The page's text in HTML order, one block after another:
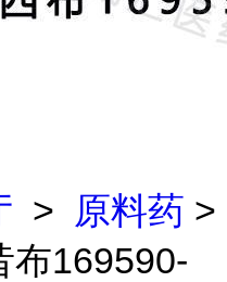
> 原料药 >
布169590-